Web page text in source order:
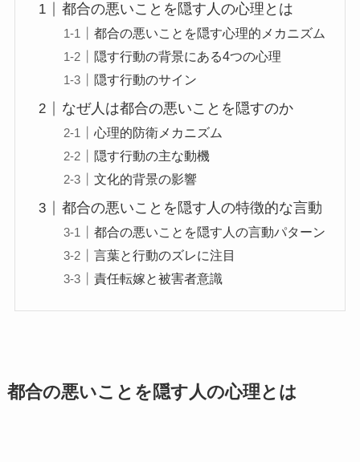
都合の悪いことを隠す人の心理とは
都合の悪いことを隠す心理的メカニズム
隠す行動の背景にある4つの心理
隠す行動のサイン
なぜ人は都合の悪いことを隠すのか
心理的防衛メカニズム
隠す行動の主な動機
文化的背景の影響
都合の悪いことを隠す人の特徴的な言動
都合の悪いことを隠す人の言動パターン
言葉と行動のズレに注目
責任転嫁と被害者意識
都合の悪いことを隠す人の心理とは